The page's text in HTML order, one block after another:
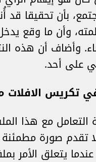
بأن تحقيقا قد
وأن ما وقع
وأضاف أن هذه
على أحد.
تكريس الافلات
التعامل مع هذا
تقدم صورة
يتعلق الأمر